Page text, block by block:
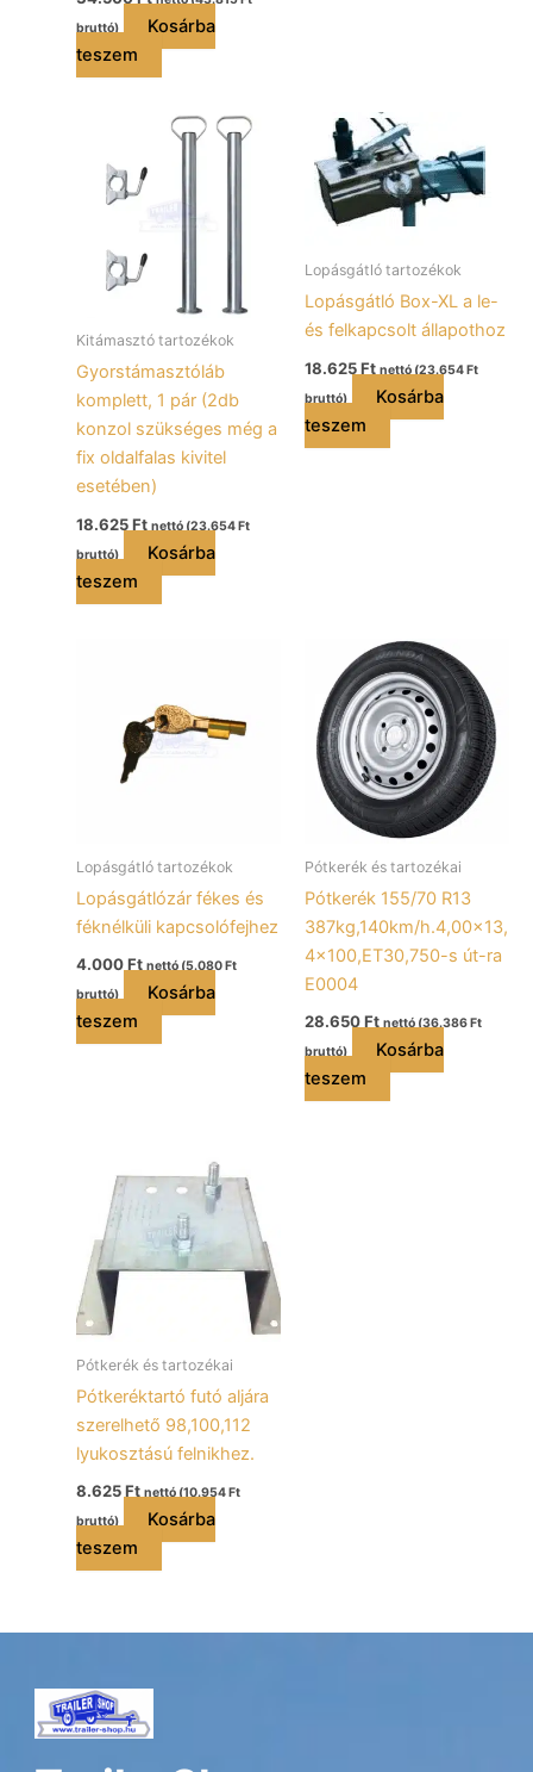
bruttó)
Kosárba
teszem
Kitámasztó tartozékok
Gyorstámasztóláb
komplett, 1 pár (2db
konzol szükséges még a
fix oldalfalas kivitel
esetében)
18.625Ft nettó (23.654Ft
bruttó)
Kosárba
teszem
Lopásgátló tartozékok
Lopásgátló Box-XL a le-
és felkapcsolt állapothoz
18.625Ft nettó (23.654Ft
bruttó)
Kosárba
teszem
Lopásgátló tartozékok
Lopásgátlózár fékes és
féknélküli kapcsolófejhez
4.000Ft nettó (5.080 Ft
bruttó)
Kosárba
teszem
Pótkerék és tartozékai
Pótkerék 155/70 R13
387kg,140km/h.4,00×13,
4×100,ET30,750-s út-ra
E0004
28.650Ft nettó (36.386 Ft
bruttó)
Kosárba
teszem
Pótkerék és tartozékai
Pótkeréktartó futó aljára
szerelhető 98,100,112
lyukosztású felnikhez.
8.625Ft nettó (10.954 Ft
bruttó)
Kosárba
teszem